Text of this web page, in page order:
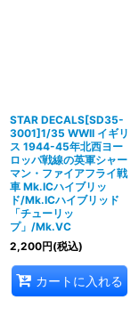
STAR DECALS[SD35-
3001]1/35 WWII イギリ
ス 1944-45年北西ヨー
ロッパ戦線の英軍シャー
マン・ファイアフライ戦
車 Mk.ICハイブリッ
ド/Mk.ICハイブリッド
「チューリッ
プ」/Mk.VC
2,200円(税込)
カートに入れる